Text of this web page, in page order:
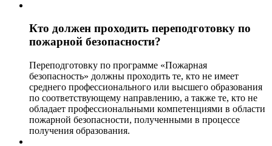
Кто должен проходить переподготовку по
пожарной безопасности?
Переподготовку по программе «Пожарная
безопасность» должны проходить те, кто не имеет
среднего профессионального или высшего образования
по соответствующему направлению, а также те, кто не
обладает профессиональными компетенциями в области
пожарной безопасности, полученными в процессе
получения образования.